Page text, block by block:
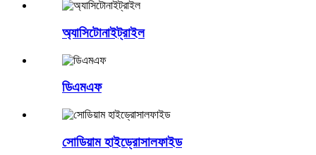
অ্যাসিটোনাইট্রাইল
ডিএমএফ
সোডিয়াম হাইড্রোসালফাইড